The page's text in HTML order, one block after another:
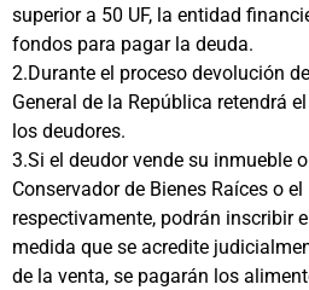
superior a 50 UF, la entidad
fondos para pagar la deuda.
2.Durante el proceso devolución
General de la República retendrá
los deudores.
3.Si el deudor vende su inmueble
Conservador de Bienes Raíces o
respectivamente, podrán inscribir
medida que se acredite
de la venta, se pagarán los